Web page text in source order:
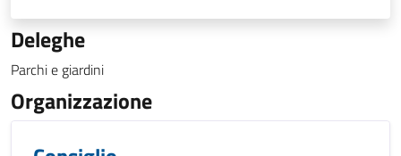
Deleghe
Parchi e giardini
Organizzazione